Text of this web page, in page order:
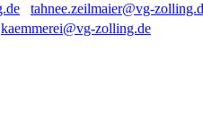
tahnee.zeilmaier@vg-
kaemmerei@vg-zolling.de